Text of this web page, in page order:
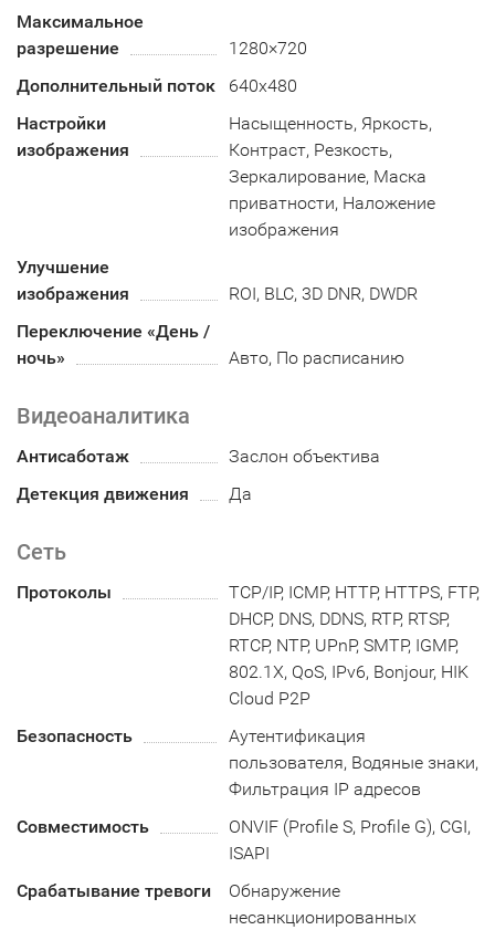
Максимальное
разрешение
1280×720
Дополнительный поток
640x480
Настройки
изображения
Насыщенность, Яркость,
Контраст, Резкость,
Зеркалирование, Маска
приватности, Наложение
изображения
Улучшение
изображения
ROI, BLC, 3D DNR, DWDR
Переключение «День /
ночь»
Авто, По расписанию
Видеоаналитика
Антисаботаж
Заслон объектива
Детекция движения
Да
Сеть
Протоколы
TCP/IP, ICMP, HTTP, HTTPS, FTP,
DHCP, DNS, DDNS, RTP, RTSP,
RTCP, NTP, UPnP, SMTP, IGMP,
802.1X, QoS, IPv6, Bonjour, HIK
Cloud P2P
Безопасность
Аутентификация
пользователя, Водяные знаки,
Фильтрация IP адресов
Совместимость
ONVIF (Profile S, Profile G), CGI,
ISAPI
Срабатывание тревоги
Обнаружение
несанкционированных